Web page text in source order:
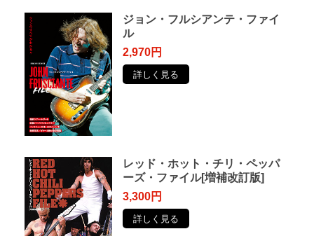
ジョン・フルシアンテ・ファイ
ル
2,970円
詳しく見る
レッド・ホット・チリ・ペッパ
ーズ・ファイル[増補改訂版]
3,300円
詳しく見る